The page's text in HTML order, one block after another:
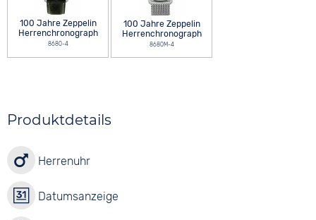
100 Jahre Zeppelin
Herrenchronograph
8680-4
100 Jahre Zeppelin
Herrenchronograph
8680M-4
Produktdetails
Herrenuhr
Datumsanzeige